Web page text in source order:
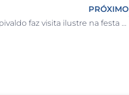
PRÓXIMO
Mascote Capivaldo faz visita ilustre na festa de aniversário da academia Body Gym